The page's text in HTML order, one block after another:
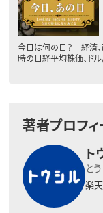
今日は何の日？ 経済、
時の日経平均株価、ド
著者プロフ
ト
と
楽